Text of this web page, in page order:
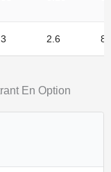
2.6 8
En Option